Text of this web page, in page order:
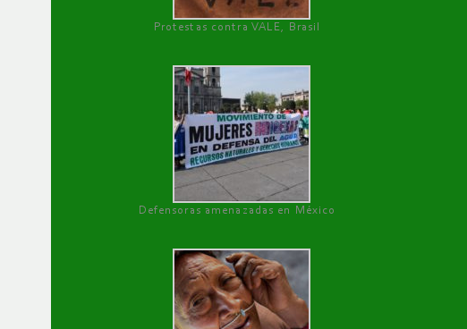
Protestas contra VALE, Brasil
Defensoras amenazadas en México